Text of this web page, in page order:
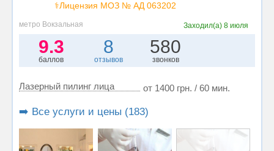
⚕️Лицензия МОЗ № АД 063202
метро Вокзальная Заходил(а) 8 июля
9.3
баллов
8
отзывов
580
звонков
Лазерный пилинг лица от 1400 грн. / 60 мин.
➡️ Все услуги и цены (183)